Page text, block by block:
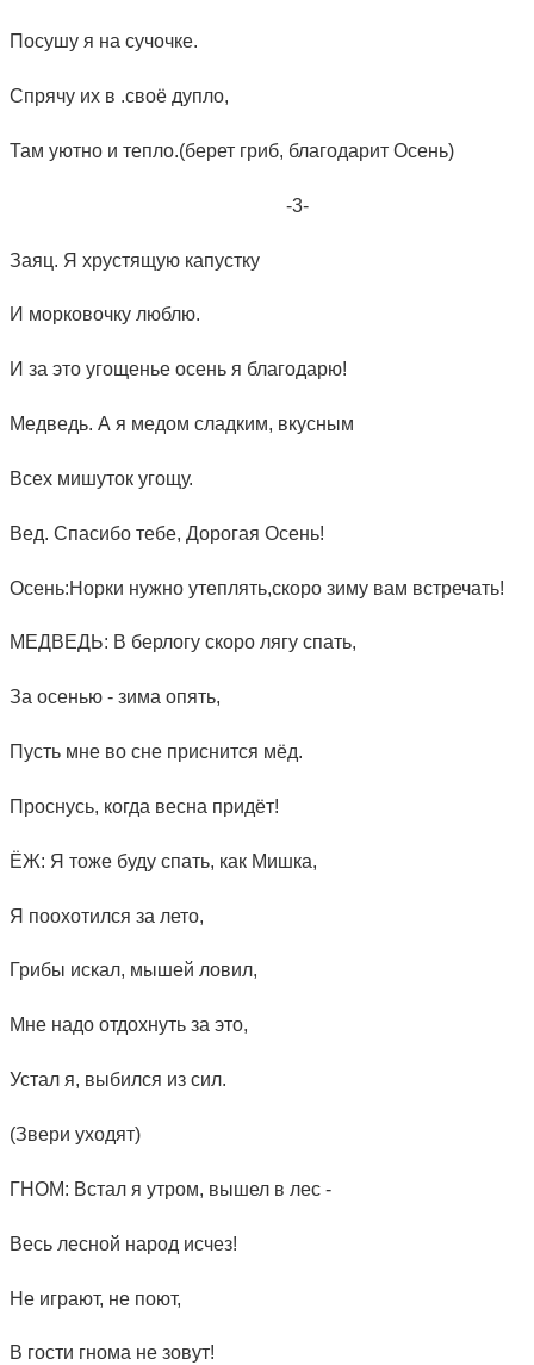
Посушу я на сучочке.
Спрячу их в .своё дупло,
Там уютно и тепло.(берет гриб, благодарит Осень)
-3-
Заяц. Я хрустящую капустку
И морковочку люблю.
И за это угощенье осень я благодарю!
Медведь. А я медом сладким, вкусным
Всех мишуток угощу.
Вед. Спасибо тебе, Дорогая Осень!
Осень:Норки нужно утеплять,скоро зиму вам встречать!
МЕДВЕДЬ: В берлогу скоро лягу спать,
За осенью - зима опять,
Пусть мне во сне приснится мёд.
Проснусь, когда весна придёт!
ЁЖ: Я тоже буду спать, как Мишка,
Я поохотился за лето,
Грибы искал, мышей ловил,
Мне надо отдохнуть за это,
Устал я, выбился из сил.
(Звери уходят)
ГНОМ: Встал я утром, вышел в лес -
Весь лесной народ исчез!
Не играют, не поют,
В гости гнома не зовут!